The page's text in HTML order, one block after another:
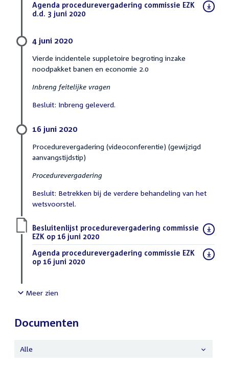
Download
bestand:
Agenda procedurevergadering commissie EZK
d.d. 3 juni 2020
4 juni 2020
Vierde incidentele suppletoire begroting inzake
noodpakket banen en economie 2.0
Inbreng feitelijke vragen
Besluit: Inbreng geleverd.
16 juni 2020
Procedurevergadering (videoconferentie) (gewijzigd
aanvangstijdstip)
Procedurevergadering
Besluit: Betrekken bij de verdere behandeling van het
wetsvoorstel.
Download
bestand:
Besluitenlijst procedurevergadering commissie
EZK op 16 juni 2020
Download
bestand:
Agenda procedurevergadering commissie EZK
op 16 juni 2020
Meer zien
Documenten
Alle